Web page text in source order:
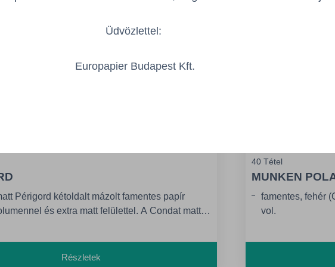
Périgord kétoldalt mázolt famentes papír
és extra matt felülettel. A Condat matt
kiemelkedően magas térfogatú, amely
Részletek
40 Tétel
MUNKEN
famentes, fehér
vol.
Üdvözlettel:
Europapier Budapest Kft.